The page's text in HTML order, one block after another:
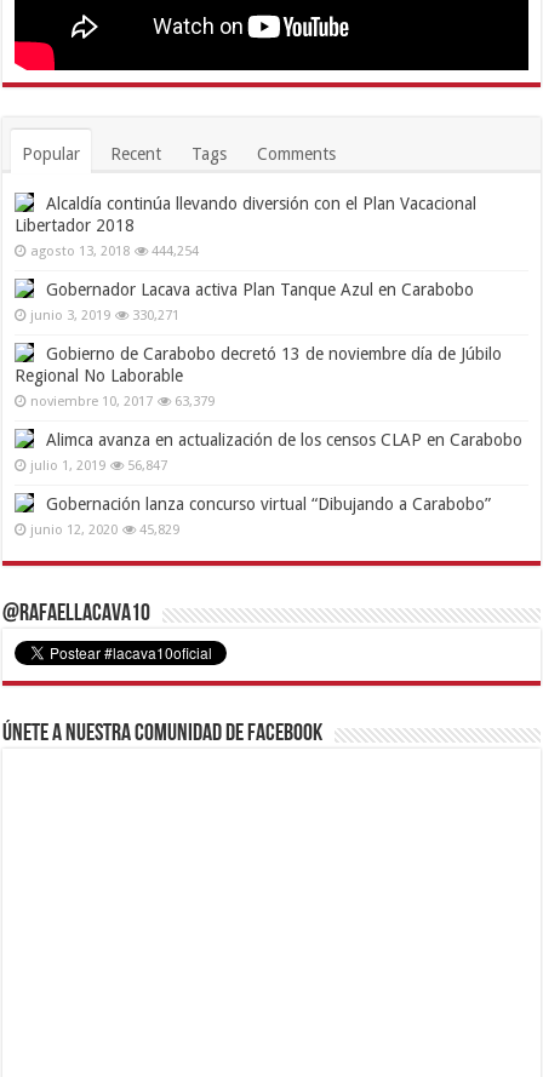
Popular Recent Tags Comments
Alcaldía continúa llevando diversión con el Plan Vacacional
Libertador 2018
agosto 13, 2018 444,254
Gobernador Lacava activa Plan Tanque Azul en Carabobo
junio 3, 2019 330,271
Gobierno de Carabobo decretó 13 de noviembre día de Júbilo
Regional No Laborable
noviembre 10, 2017 63,379
Alimca avanza en actualización de los censos CLAP en Carabobo
julio 1, 2019 56,847
Gobernación lanza concurso virtual “Dibujando a Carabobo”
junio 12, 2020 45,829
@RafaelLacava10
Únete a nuestra comunidad de Facebook